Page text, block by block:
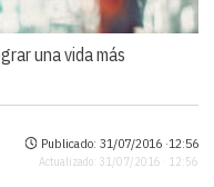
una vida más
Publicado: 31/07/2016 ·12:56
Actualizado: 31/07/2016 · 12:56